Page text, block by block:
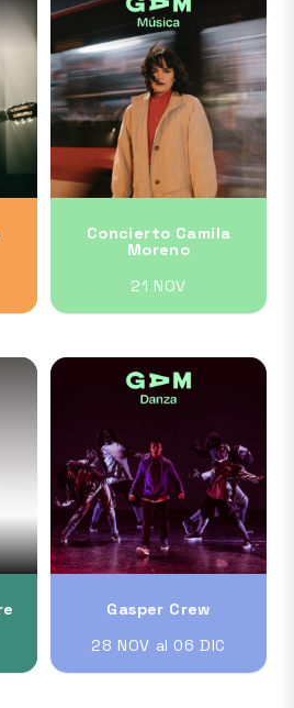
Concierto Camila
Moreno
21 NOV
Gasper Crew
28 NOV al 06 DIC